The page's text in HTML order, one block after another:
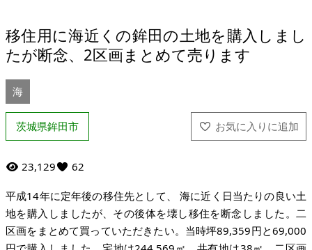
移住用に海近くの鉾田の土地を購入しまし
たが断念、2区画まとめて売ります
海
茨城県鉾田市
23,129 62
平成14年に定年後の移住先として、 海に近く日当たりの良い土
地を購入しましたが、その後体を壊し移住を断念しました。二
区画をまとめて買っていただきたい。当時坪89,359円と69,000